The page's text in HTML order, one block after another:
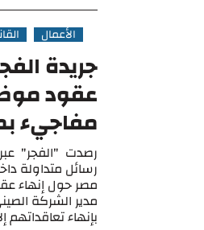
الأعمال
جريدة
عقود
مفاجيء
رصدت "الفجر"
مصر حول إنهاء
مدير الشركة
بإنهاء تعاقداتهم